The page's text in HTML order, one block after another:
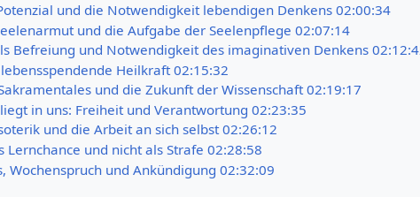
und die Notwendigkeit lebendigen Denkens 02:00:34
und die Aufgabe der Seelenpflege 02:07:14
Befreiung und Notwendigkeit des imaginativen Denkens
Heilkraft 02:15:32
und die Zukunft der Wissenschaft 02:19:17
in uns: Freiheit und Verantwortung 02:23:35
und die Arbeit an sich selbst 02:26:12
Lernchance und nicht als Strafe 02:28:58
Wochenspruch und Ankündigung 02:32:09